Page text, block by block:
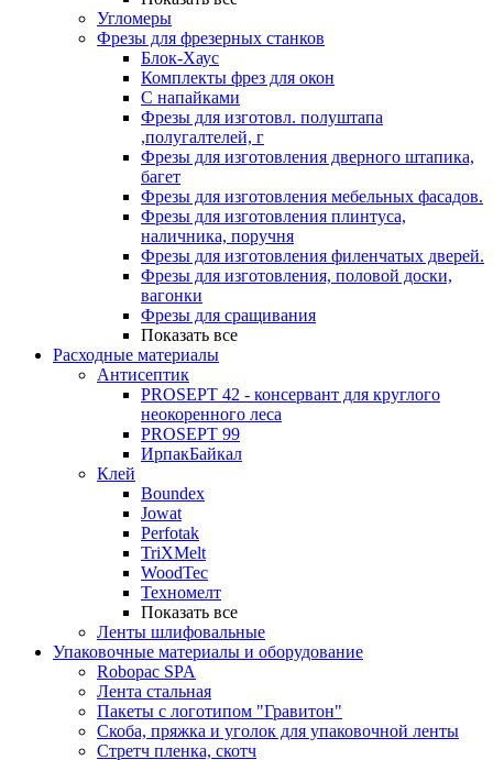
Угломеры
Фрезы для фрезерных станков
Блок-Хаус
Комплекты фрез для окон
С напайками
Фрезы для изготовл. полуштапа
,полугалтелей, г
Фрезы для изготовления дверного штапика,
багет
Фрезы для изготовления мебельных фасадов.
Фрезы для изготовления плинтуса,
наличника, поручня
Фрезы для изготовления филенчатых дверей.
Фрезы для изготовления, половой доски,
вагонки
Фрезы для сращивания
Показать все
Расходные материалы
Антисептик
PROSEPT 42 - консервант для круглого
неокоренного леса
PROSEPT 99
ИрпакБайкал
Клей
Boundex
Jowat
Perfotak
TriXMelt
WoodTec
Техномелт
Показать все
Ленты шлифовальные
Упаковочные материалы и оборудование
Robopac SPA
Лента стальная
Пакеты с логотипом "Гравитон"
Скоба, пряжка и уголок для упаковочной ленты
Стретч пленка, скотч